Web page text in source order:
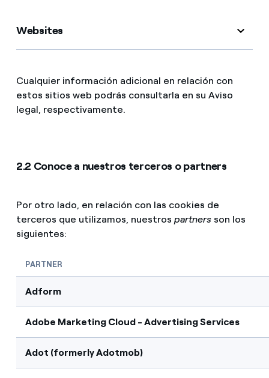
Websites
Cualquier información adicional en relación con
estos sitios web podrás consultarla en su Aviso
legal, respectivamente.
2.2 Conoce a nuestros terceros o partners
Por otro lado, en relación con las cookies de
terceros que utilizamos, nuestros partnersson los
siguientes:
PARTNER
Adform
Adobe Marketing Cloud - Advertising Services
Adot (formerly Adotmob)